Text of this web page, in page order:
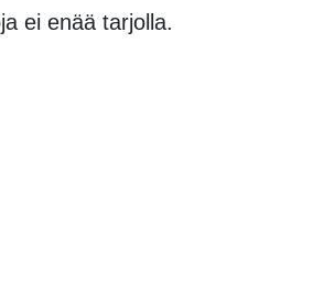
ei enää tarjolla.